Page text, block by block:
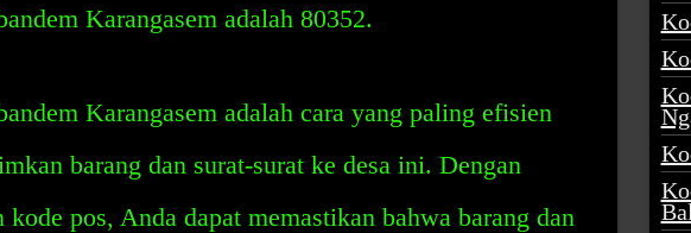
Karangasem adalah 80352.
Karangasem adalah cara yang paling efisien
barang dan surat-surat ke desa ini. Dengan
kode pos, Anda dapat memastikan bahwa barang dan